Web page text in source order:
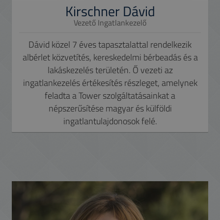
Kirschner Dávid
Vezető Ingatlankezelő
Dávid közel 7 éves tapasztalattal rendelkezik
albérlet közvetítés, kereskedelmi bérbeadás és a
lakáskezelés területén. Ő vezeti az
ingatlankezelés értékesítés részleget, amelynek
feladta a Tower szolgáltatásainkat a
népszerűsítése magyar és külföldi
ingatlantulajdonosok felé.